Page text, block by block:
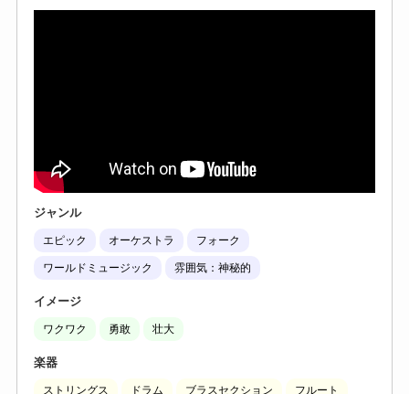
ジャンル
エピック オーケストラ フォーク
ワールドミュージック 雰囲気：神秘的
イメージ
ワクワク 勇敢 壮大
楽器
ストリングス ドラム ブラスセクション フルート